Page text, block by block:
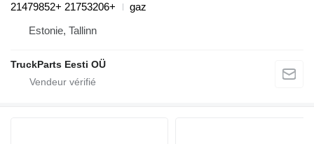
21479852+ 21753206+
gaz
Estonie, Tallinn
TruckParts Eesti OÜ